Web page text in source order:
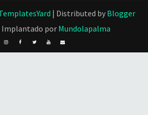
| Distributed by Blogger
Implantado por Mundolapalma